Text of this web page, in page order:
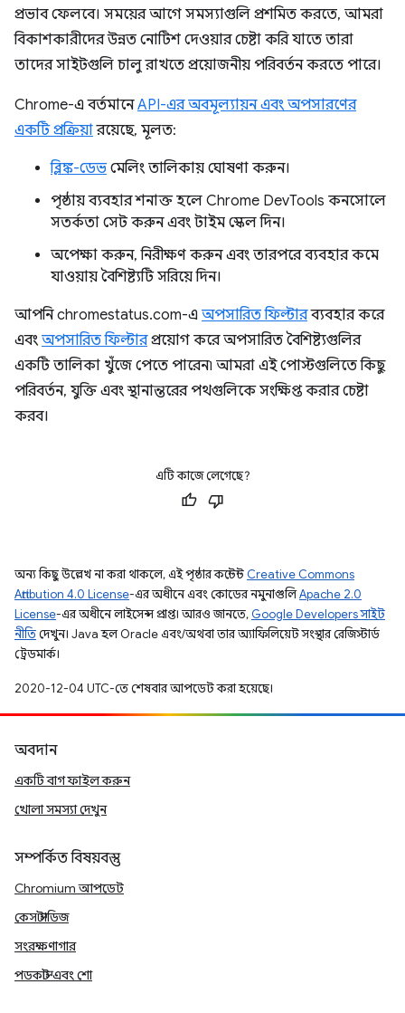
প্রভাব ফেলবে। সময়ের আগে সমস্যাগুলি প্রশমিত করতে, আমরা
বিকাশকারীদের উন্নত নোটিশ দেওয়ার চেষ্টা করি যাতে তারা
তাদের সাইটগুলি চালু রাখতে প্রয়োজনীয় পরিবর্তন করতে পারে।
Chrome-এ বর্তমানেAPI-এর অবমূল্যায়ন এবং অপসারণের
একটি প্রক্রিয়ারয়েছে, মূলত:
ব্লিঙ্ক-ডেভ মেলিং তালিকায় ঘোষণা করুন।
পৃষ্ঠায় ব্যবহার শনাক্ত হলে Chrome DevTools কনসোলে
সতর্কতা সেট করুন এবং টাইম স্কেল দিন।
অপেক্ষা করুন, নিরীক্ষণ করুন এবং তারপরে ব্যবহার কমে
যাওয়ায় বৈশিষ্ট্যটি সরিয়ে দিন।
আপনি chromestatus.com-এ অপসারিত ফিল্টারব্যবহার করে
এবং অপসারিত ফিল্টারপ্রয়োগ করে অপসারিত বৈশিষ্ট্যগুলির
একটি তালিকা খুঁজে পেতে পারেন৷ আমরা এই পোস্টগুলিতে কিছু
পরিবর্তন, যুক্তি এবং স্থানান্তরের পথগুলিকে সংক্ষিপ্ত করার চেষ্টা
করব।
এটি কাজে লেগেছে?
অন্য কিছু উল্লেখ না করা থাকলে, এই পৃষ্ঠার কন্টেন্ট Creative Commons
Attribution 4.0 License-এর অধীনে এবং কোডের নমুনাগুলিApache 2.0
License-এর অধীনে লাইসেন্স প্রাপ্ত। আরও জানতে, Google Developers সাইট
নীতিদেখুন। Java হল Oracle এবং/অথবা তার অ্যাফিলিয়েট সংস্থার রেজিস্টার্ড
ট্রেডমার্ক।
2020-12-04 UTC-তে শেষবার আপডেট করা হয়েছে।
অবদান
একটি বাগ ফাইল করুন
খোলা সমস্যা দেখুন
সম্পর্কিত বিষয়বস্তু
Chromium আপডেট
কেস স্টাডিজ
সংরক্ষণাগার
পডকাস্ট এবং শো